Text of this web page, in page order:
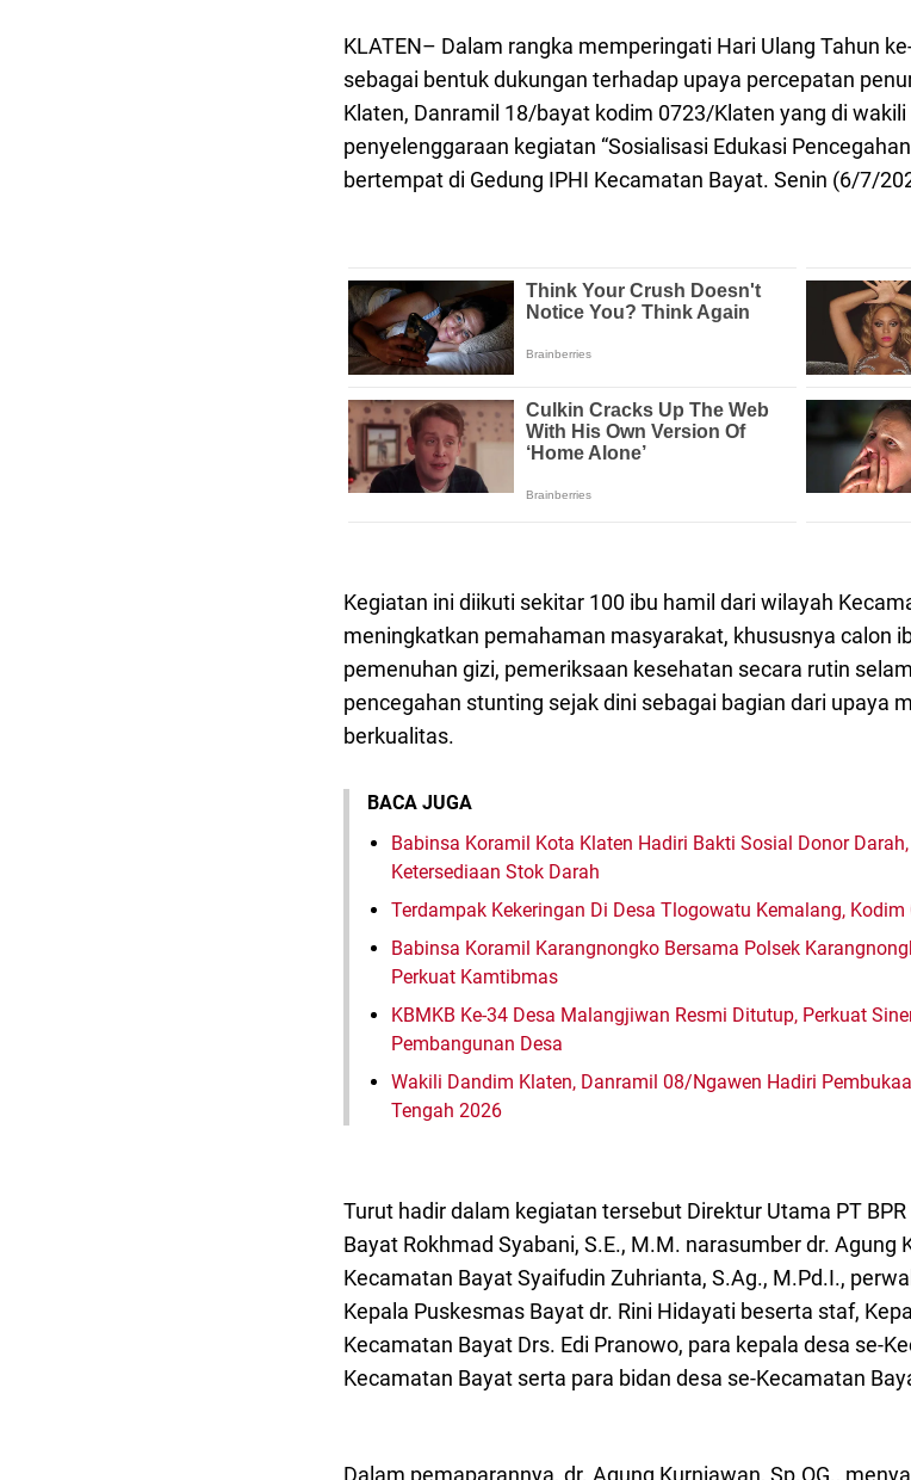
KLATEN– Dalam rangka memperingati Hari Ulang Tahun
sebagai bentuk dukungan terhadap upaya percepatan
Klaten, Danramil 18/bayat kodim 0723/Klaten yang di
penyelenggaraan kegiatan “Sosialisasi Edukasi
bertempat di Gedung IPHI Kecamatan Bayat. Senin (6/7/
Kegiatan ini diikuti sekitar 100 ibu hamil dari wilayah
meningkatkan pemahaman masyarakat, khususnya calon
pemenuhan gizi, pemeriksaan kesehatan secara rutin
pencegahan stunting sejak dini sebagai bagian dari upaya
berkualitas.
BACA JUGA
Babinsa Koramil Kota Klaten Hadiri Bakti Sosial Donor
Ketersediaan Stok Darah
Terdampak Kekeringan Di Desa Tlogowatu Kemalang,
Babinsa Koramil Karangnongko Bersama Polsek
Perkuat Kamtibmas
KBMKB Ke-34 Desa Malangjiwan Resmi Ditutup, Perkuat
Pembangunan Desa
Wakili Dandim Klaten, Danramil 08/Ngawen Hadiri
Tengah 2026
Turut hadir dalam kegiatan tersebut Direktur Utama PT
Bayat Rokhmad Syabani, S.E., M.M. narasumber dr. Agung
Kecamatan Bayat Syaifudin Zuhrianta, S.Ag., M.Pd.I.,
Kepala Puskesmas Bayat dr. Rini Hidayati beserta staf,
Kecamatan Bayat Drs. Edi Pranowo, para kepala desa se-
Kecamatan Bayat serta para bidan desa se-Kecamatan
Dalam pemaparannya, dr. Agung Kurniawan, Sp.OG.,